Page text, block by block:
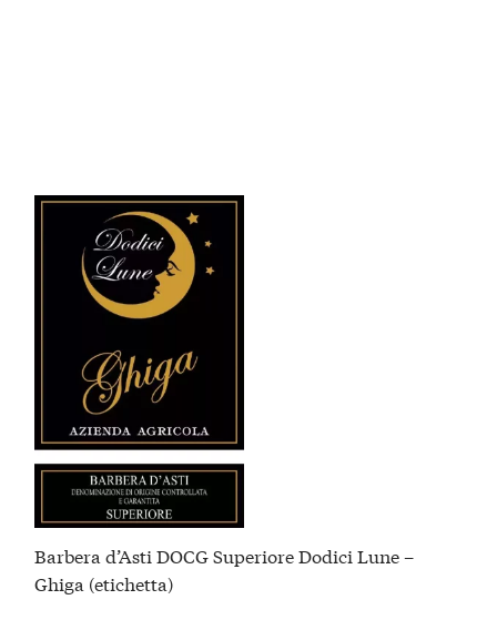
Barbera d’Asti DOCG Superiore Dodici Lune –
Ghiga (etichetta)